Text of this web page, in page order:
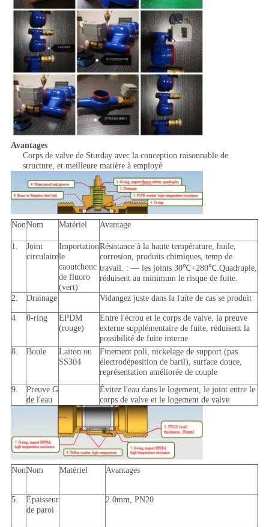
Avantages
Corps de valve de Sturday avec la conception raisonnable de
structure, et meilleure matière à employé
NonNom Matériel Avantage
1.
Joint
circulaire
Importation
le
caoutchouc
de fluoro
(vert)
Résistance à la haute température, huile,
corrosion, produits chimiques, temp de
travail. : — les joints 30℃+280℃.Quadruple,
réduisent au minimum le risque de fuite.
2. Drainage Vidangez juste dans la fuite de cas se produit
4 0-ring
EPDM
(rouge)
Entre l'écrou et le corps de valve, la preuve
externe supplémentaire de fuite, réduisent la
possibilité de fuite interne
8.
Boule
Laiton ou
SS304
Finement poli, nickelage de support (pas
électrodéposition de baril), surface douce,
représentation améliorée de couple
9.
Preuve G
de l'eau
Évitez l'eau dans le logement, le joint entre le
corps de valve et le logement de valve
NonNom Matériel Avantages
5.
Épaisseur
de paroi
2.0mm, PN20